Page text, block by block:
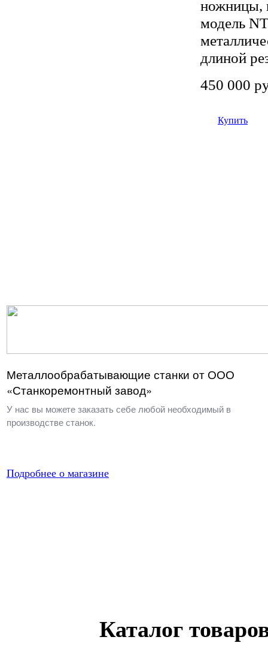
ножницы,
модель
длиной
450 000
Купить
Металлообрабатывающие станки от ООО
«Станкоремонтный завод»
У нас вы можете заказать себе любой необходимый в
производстве станок.
Подробнее о магазине
Каталог